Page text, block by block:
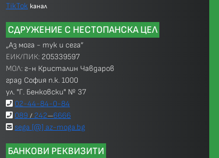
TikTok канал
СДРУЖЕНИЕ С НЕСТОПАНСКА ЦЕЛ
„Аз мога - тук и сега”
ЕИК/ПИК: 205339597
МОЛ: г-н Кристалин Чавдаров
град София п.к. 1000
ул. "Г. Бенковски" № 37
02-44-84-0-84
089 / 242—6666
sega [@] az-moga.bg
БАНКОВИ РЕКВИЗИТИ